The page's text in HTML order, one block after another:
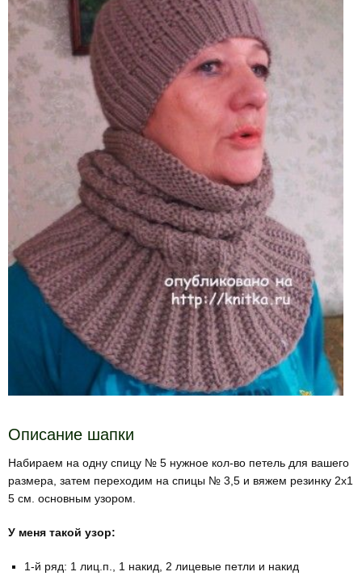
Описание шапки
Набираем на одну спицу № 5 нужное кол-во петель для вашего
размера, затем переходим на спицы № 3,5 и вяжем резинку 2х1
5 см. основным узором.
У меня такой узор:
1-й ряд: 1 лиц.п., 1 накид, 2 лицевые петли и накид